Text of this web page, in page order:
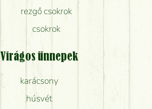
rezgő csokrok
csokrok
Virágos ünnepek
karácsony
húsvét